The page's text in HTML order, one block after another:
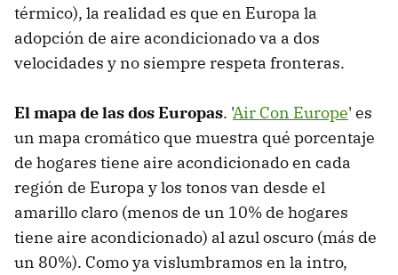
térmico), la realidad es que en Europa la
adopción de aire acondicionado va a dos
velocidades y no siempre respeta fronteras.
El mapa de las dos Europas. 'Air Con Europe' es
un mapa cromático que muestra qué porcentaje
de hogares tiene aire acondicionado en cada
región de Europa y los tonos van desde el
amarillo claro (menos de un 10% de hogares
tiene aire acondicionado) al azul oscuro (más de
un 80%). Como ya vislumbramos en la intro,